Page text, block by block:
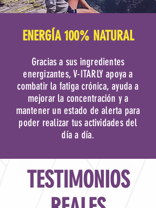
ENERGÍA 100% NATURAL
Gracias a sus ingredientes
energizantes, V-ITARLY apoya a
combatir la fatiga crónica, ayuda a
mejorar la concentración y a
mantener un estado de alerta para
poder realizar tus actividades del
día a día.
TESTIMONIOS